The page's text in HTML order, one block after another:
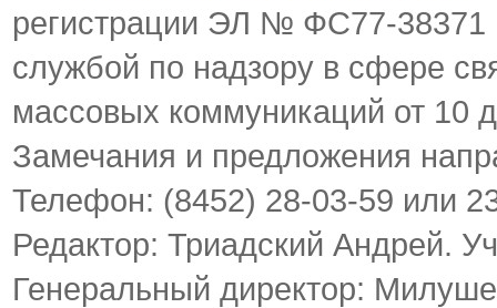
регистрации ЭЛ № ФС77-38371
службой по надзору в сфере
массовых коммуникаций от 10
Замечания и предложения
Телефон: (8452) 28-03-59 или
Редактор: Триадский Андрей.
Генеральный директор: